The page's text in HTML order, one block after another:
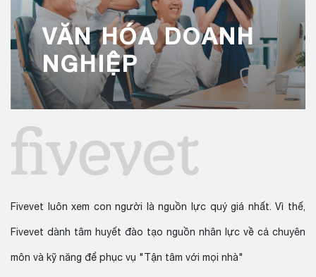
VĂN HÓA DOANH
NGHIỆP
Fivevet luôn xem con người là nguồn lực quý giá nhất. Vì thế,
Fivevet dành tâm huyết đào tạo nguồn nhân lực về cả chuyên
môn và kỹ năng để phục vụ "Tận tâm với mọi nhà"